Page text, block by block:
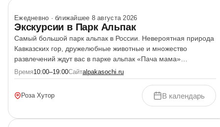
Ежедневно · ближайшее 8 августа 2026
Экскурсии в Парк Альпак
Самый большой парк альпак в России. Невероятная природа
Кавказских гор, дружелюбные животные и множество
развлечений ждут вас в парке альпак «Пача мама»
на курорте Роза Хутор! Работаем по расписанию в группах
до 30 человек, чтобы у каждого гостя было время на общение
с альпаками. Угощения для них уже включены в билет!
Время10:00–19:00Сайтalpakasochi.ru
Роза Хутор В календарь